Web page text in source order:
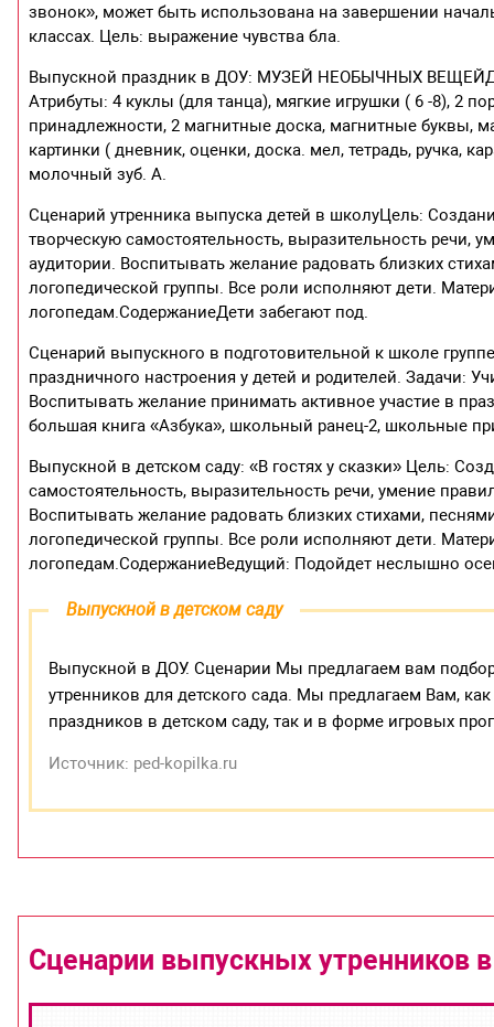
звонок», может быть использована на завершении
классах. Цель: выражение чувства бла.
Выпускной праздник в ДОУ: МУЗЕЙ НЕОБЫЧНЫХ
Атрибуты: 4 куклы (для танца), мягкие игрушки ( 6 -8), 2
принадлежности, 2 магнитные доска, магнитные буквы,
картинки ( дневник, оценки, доска. мел, тетрадь, ручка,
молочный зуб. А.
Сценарий утренника выпуска детей в школуЦель:
творческую самостоятельность, выразительность
аудитории. Воспитывать желание радовать близких
логопедической группы. Все роли исполняют дети.
логопедам.СодержаниеДети забегают под.
Сценарий выпускного в подготовительной к школе
праздничного настроения у детей и родителей. Задачи:
Воспитывать желание принимать активное участие в
большая книга «Азбука», школьный ранец-2, школьные
Выпускной в детском саду: «В гостях у сказки» Цель:
самостоятельность, выразительность речи, умение
Воспитывать желание радовать близких стихами,
логопедической группы. Все роли исполняют дети.
логопедам.СодержаниеВедущий: Подойдет неслышно
Выпускной в детском саду
Выпускной в ДОУ. Сценарии Мы предлагаем вам
утренников для детского сада. Мы предлагаем Вам,
праздников в детском саду, так и в форме игровых
Источник: ped-kopilka.ru
Сценарии выпускных утренников